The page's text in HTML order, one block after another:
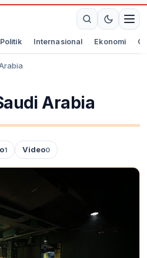
Politik Internasional Ekonomi
Arabia
1 Video0